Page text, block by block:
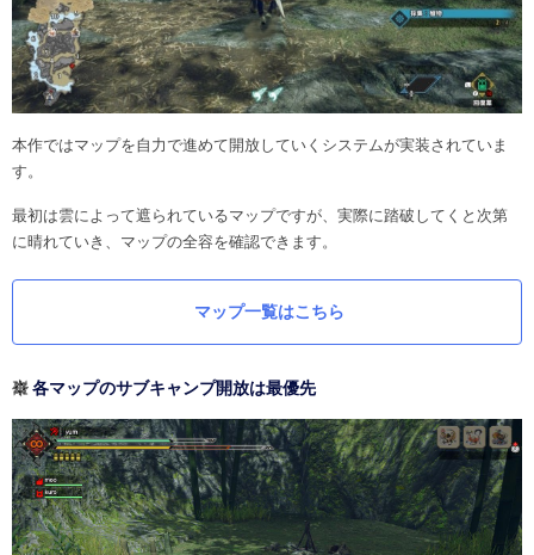
本作ではマップを自力で進めて開放していくシステムが実装されていま
す。
最初は雲によって遮られているマップですが、実際に踏破してくと次第
に晴れていき、マップの全容を確認できます。
マップ一覧はこちら
各マップのサブキャンプ開放は最優先